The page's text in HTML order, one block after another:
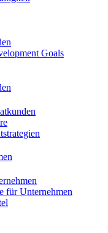
Goals
für Unternehmen